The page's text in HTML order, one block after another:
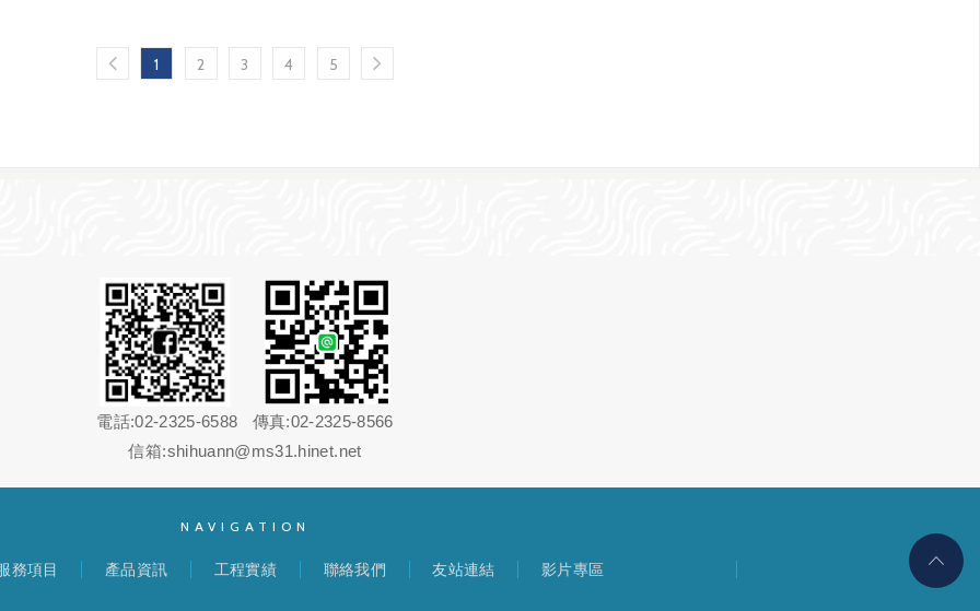
1 2 3 4 5
電話:02-2325-6588 傳真:02-2325-8566
信箱:shihuann@ms31.hinet.net
NAVIGATION
務項目 產品資訊 工程實績 聯絡我們 友站連結 影片專區